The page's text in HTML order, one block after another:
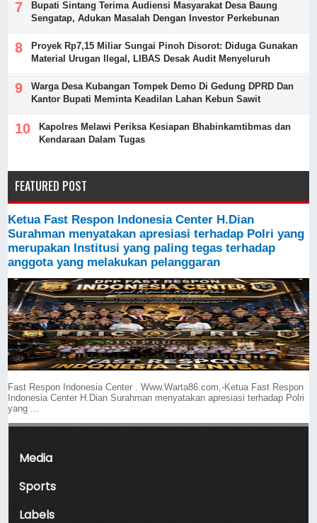
Bupati Sintang Terima Audiensi Masyarakat Desa Baung
Sengatap, Adukan Masalah Dengan Investor Perkebunan
Proyek Rp7,15 Miliar Sungai Pinoh Disorot: Diduga Gunakan
Material Urugan Ilegal, LIBAS Desak Audit Menyeluruh
Warga Desa Kubangan Tompek Demo Di Gedung DPRD Dan
Kantor Bupati Meminta Keadilan Lahan Kebun Sawit
Kapolres Melawi Periksa Kesiapan Bhabinkamtibmas dan
Kendaraan Dalam Tugas
FEATURED POST
Ketua Fast Respon Indonesia Center H.Dian
Surahman menyatakan apresiasi terhadap Polri yang
merupakan Institusi yang paling tegas terhadap
anggota yang melakukan pelanggaran
Fast Respon Indonesia Center . Www.Warta86.com,-Ketua Fast Respon
Indonesia Center H.Dian Surahman menyatakan apresiasi terhadap Polri
yang ...
Media
Sports
Labels